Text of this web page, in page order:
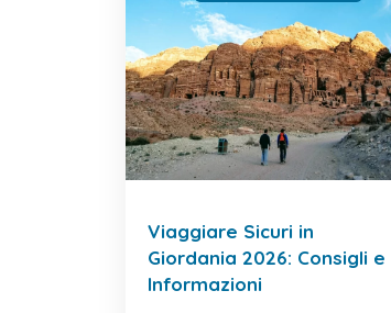
Viaggiare Sicuri in
Giordania 2026: Consigli e
Informazioni